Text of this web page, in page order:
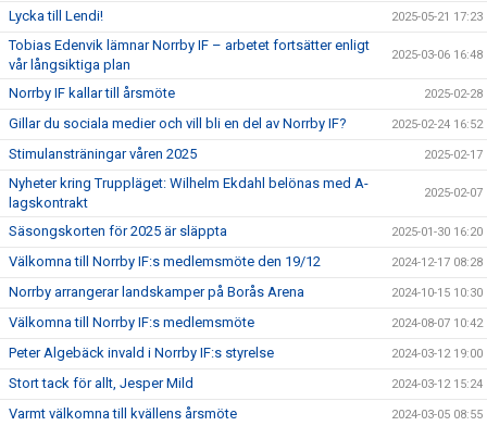
Lycka till Lendi! 2025-05-21 17:23
Tobias Edenvik lämnar Norrby IF – arbetet fortsätter enligt
vår långsiktiga plan
2025-03-06 16:48
Norrby IF kallar till årsmöte 2025-02-28
Gillar du sociala medier och vill bli en del av Norrby IF? 2025-02-24 16:52
Stimulansträningar våren 2025 2025-02-17
Nyheter kring Truppläget: Wilhelm Ekdahl belönas med A-
lagskontrakt
2025-02-07
Säsongskorten för 2025 är släppta 2025-01-30 16:20
Välkomna till Norrby IF:s medlemsmöte den 19/12 2024-12-17 08:28
Norrby arrangerar landskamper på Borås Arena 2024-10-15 10:30
Välkomna till Norrby IF:s medlemsmöte 2024-08-07 10:42
Peter Algebäck invald i Norrby IF:s styrelse 2024-03-12 19:00
Stort tack för allt, Jesper Mild 2024-03-12 15:24
Varmt välkomna till kvällens årsmöte 2024-03-05 08:55